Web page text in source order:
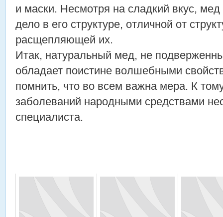
и маски. Несмотря на сладкий вкус, мед
дело в его структуре, отличной от
расщепляющей их.
Итак, натуральный мед, не
обладает поистине волшебными
помнить, что во всем важна мера. К
заболеваний народными средствами
специалиста.